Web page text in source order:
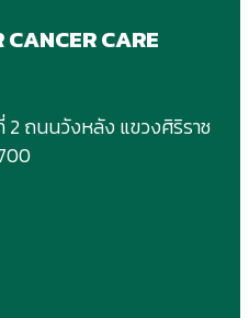
CARE
2 ถนนวังหลัง แขวงศิริราช